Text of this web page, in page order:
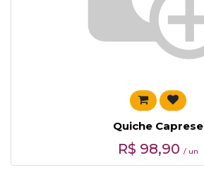
Quiche Caprese
R$ 98,90 / un